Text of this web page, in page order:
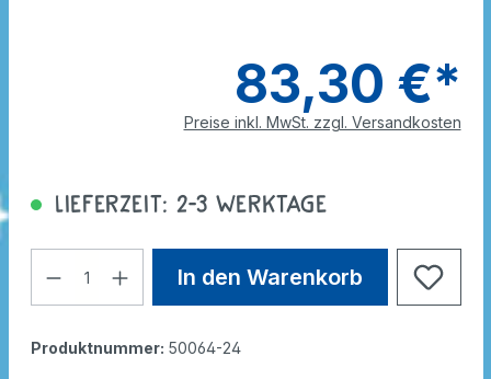
83,30 €*
Preise inkl. MwSt. zzgl. Versandkosten
Lieferzeit: 2-3 Werktage
In den Warenkorb
Produktnummer: 50064-24